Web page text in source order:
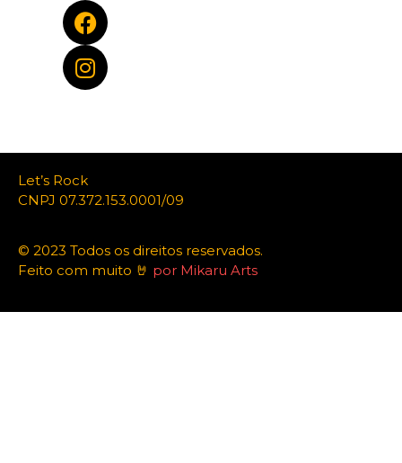
Let’s Rock
CNPJ 07.372.153.0001/09
© 2023 Todos os direitos reservados.
Feito com muito 🤘 por Mikaru Arts